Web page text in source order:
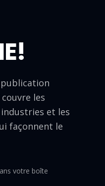
les
et les
façonnent le
votre boîte